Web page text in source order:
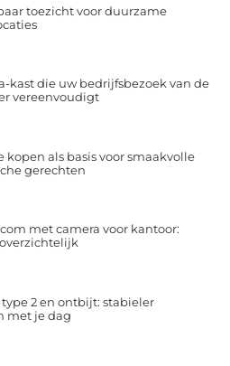
toezicht voor duurzame
kast die uw bedrijfsbezoek van de
vereenvoudigt
kopen als basis voor smaakvolle
gerechten
met camera voor kantoor:
2 en ontbijt: stabieler
met je dag